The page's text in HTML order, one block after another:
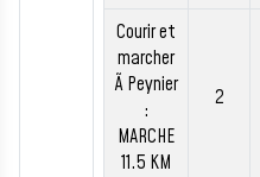
Courir et
marcher
Ã Peynier
:
MARCHE
11.5 KM
2